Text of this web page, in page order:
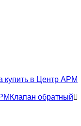
Клапан обратный